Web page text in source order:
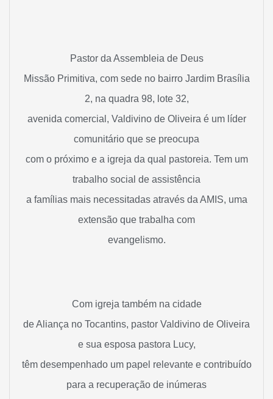
Pastor da Assembleia de Deus
Missão Primitiva, com sede no bairro Jardim Brasília
2, na quadra 98, lote 32,
avenida comercial, Valdivino de Oliveira é um líder
comunitário que se preocupa
com o próximo e a igreja da qual pastoreia. Tem um
trabalho social de assistência
a famílias mais necessitadas através da AMIS, uma
extensão que trabalha com
evangelismo.
Com igreja também na cidade
de Aliança no Tocantins, pastor Valdivino de Oliveira
e sua esposa pastora Lucy,
têm desempenhado um papel relevante e contribuído
para a recuperação de inúmeras